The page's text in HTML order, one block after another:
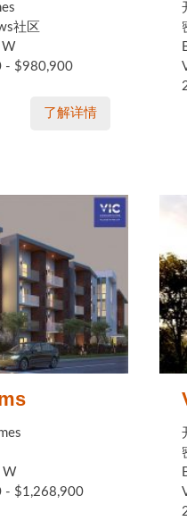
社区
W
- $980,900
了解详情
W
- $1,268,900